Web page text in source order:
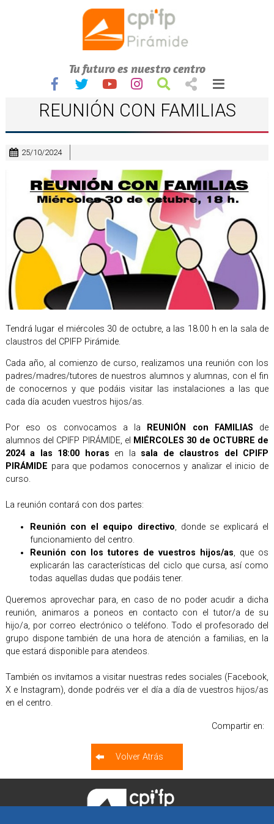
Tu futuro es nuestro centro
REUNIÓN CON FAMILIAS
25/10/2024
Tendrá lugar el miércoles 30 de octubre, a las 18.00 h en la sala de
claustros del CPIFP Pirámide.
Cada año, al comienzo de curso, realizamos una reunión con los
padres/madres/tutores de nuestros alumnos y alumnas, con el fin
de conocernos y que podáis visitar las instalaciones a las que
cada día acuden vuestros hijos/as.
Por eso os convocamos a la REUNIÓN con FAMILIAS de
alumnos del CPIFP PIRÁMIDE, el MIÉRCOLES 30 de OCTUBRE de
2024 a las 18:00 horas en la sala de claustros del CPIFP
PIRÁMIDE para que podamos conocernos y analizar el inicio de
curso.
La reunión contará con dos partes:
Reunión con el equipo directivo, donde se explicará el
funcionamiento del centro.
Reunión con los tutores de vuestros hijos/as, que os
explicarán las características del ciclo que cursa, así como
todas aquellas dudas que podáis tener.
Queremos aprovechar para, en caso de no poder acudir a dicha
reunión, animaros a poneos en contacto con el tutor/a de su
hijo/a, por correo electrónico o teléfono. Todo el profesorado del
grupo dispone también de una hora de atención a familias, en la
que estará disponible para atendeos.
También os invitamos a visitar nuestras redes sociales (Facebook,
X e Instagram), donde podréis ver el día a día de vuestros hijos/as
en el centro.
Compartir en:
Volver Atrás